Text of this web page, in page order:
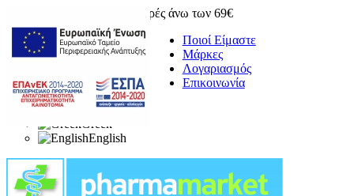
Δωρεάν μεταφορικά για αγορές άνω των 69€
Ποιοί Είμαστε
Μάρκες
Λογαριασμός
Επικοινωνία
Greek
English